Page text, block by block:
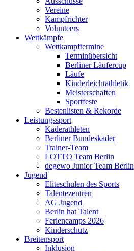
Vereine
Kampfrichter
Volunteers
Wettkämpfe
Wettkampftermine
Terminübersicht
Berliner Läufercup
Läufe
Kinderleichtathletik
Meisterschaften
Sportfeste
Bestenlisten & Rekorde
Leistungssport
Kaderathleten
Berliner Bundeskader
Trainer-Team
LOTTO Team Berlin
degewo Junior Team Berlin
Jugend
Eliteschulen des Sports
Talentezentren
AG Jugend
Berlin hat Talent
Feriencamps 2026
Kinderschutz
Breitensport
Inklusion